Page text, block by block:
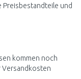
und
kommen noch
Versandkosten